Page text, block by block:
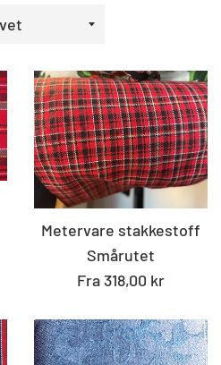
Metervare stakkestoff
Smårutet
Fra 318,00 kr